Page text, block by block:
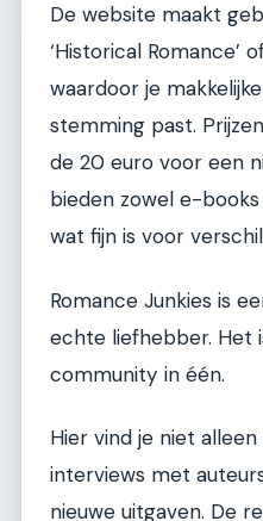
De website maakt
‘Historical Romance’
waardoor je
stemming past.
de 20 euro voor een
bieden zowel e-books
wat fijn is voor
Romance Junkies is
echte liefhebber. Het
community in één.
Hier vind je niet
interviews met
nieuwe uitgaven. De